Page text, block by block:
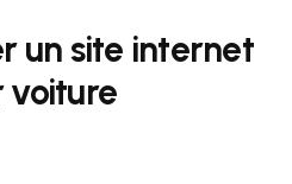
un site internet
voiture